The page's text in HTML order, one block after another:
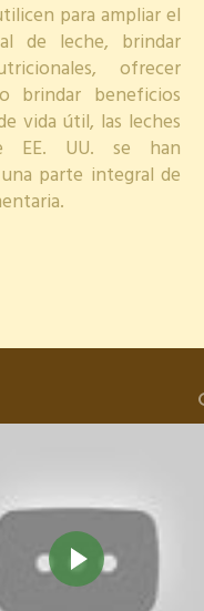
para ampliar el
de leche, brindar
ofrecer
brindar beneficios
vida útil, las leches
EE. UU. se han
parte integral de